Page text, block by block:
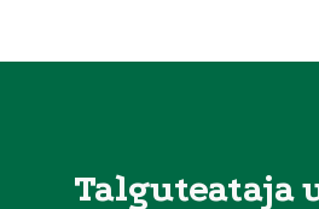
Talguteataja